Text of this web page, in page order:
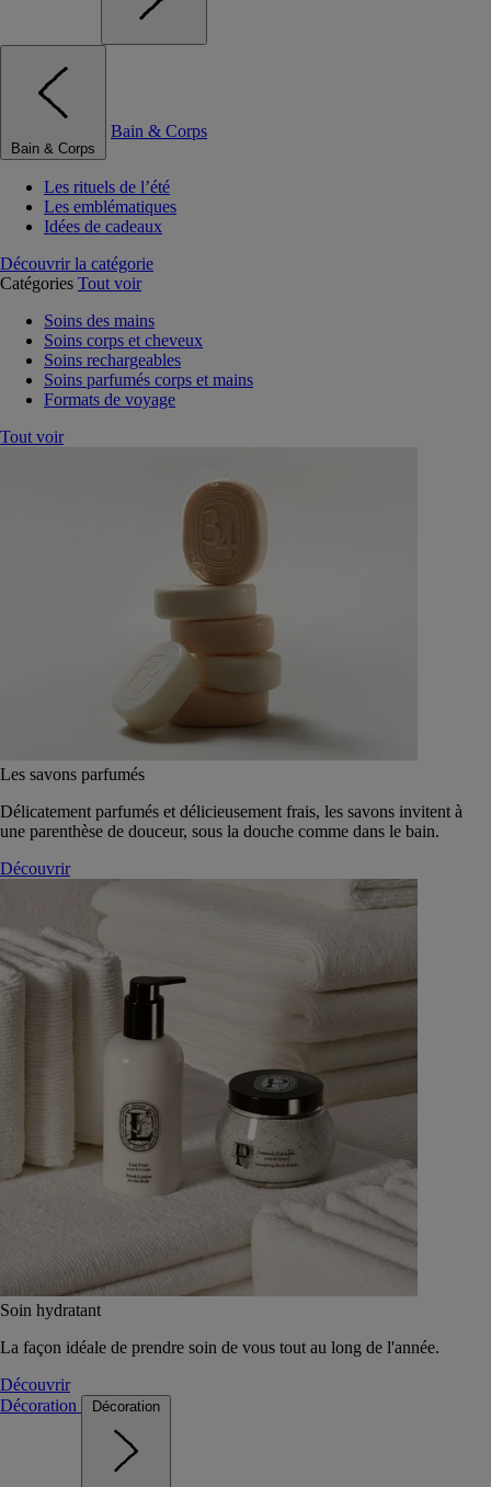
Bain & Corps
Bain & Corps
Les rituels de l’été
Les emblématiques
Idées de cadeaux
Découvrir la catégorie
Catégories Tout voir
Soins des mains
Soins corps et cheveux
Soins rechargeables
Soins parfumés corps et mains
Formats de voyage
Tout voir
Les savons parfumés
Délicatement parfumés et délicieusement frais, les savons invitent à
une parenthèse de douceur, sous la douche comme dans le bain.
Découvrir
Soin hydratant
La façon idéale de prendre soin de vous tout au long de l'année.
Découvrir
Décoration
Décoration